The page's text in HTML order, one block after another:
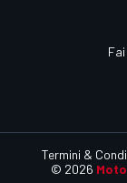
© 2026
Termini &